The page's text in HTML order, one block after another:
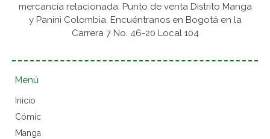
mercancía relacionada. Punto de venta Distrito Manga
y Panini Colombia. Encuéntranos en Bogotá en la
Carrera 7 No. 46-20 Local 104
Menú
Inicio
Cómic
Manga